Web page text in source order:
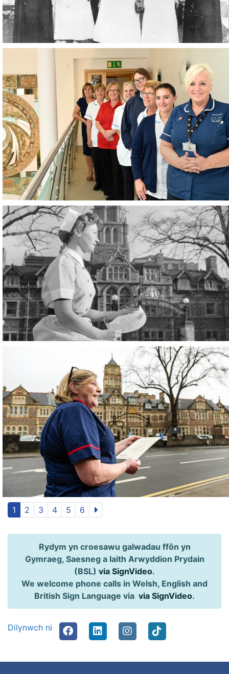
1 2 3 4 5 6
Rydym yn croesawu galwadau ffôn yn
Gymraeg, Saesneg a Iaith Arwyddion Prydain
(BSL) via SignVideo.
We welcome phone calls in Welsh, English and
British Sign Language via via SignVideo.
Dilynwch ni